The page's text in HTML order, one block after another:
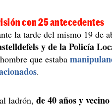
con 25 antecedentes
la tarde del mismo 19 de
y de la Policía
que estaba
.
ladrón,de 40 años y